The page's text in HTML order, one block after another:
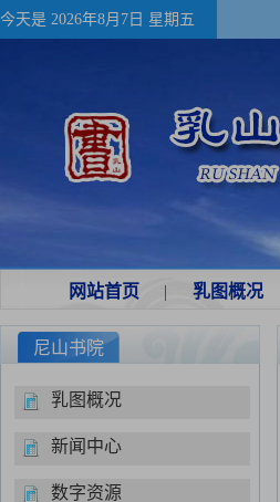
今天是 2026年8月7日 星期五
网站首页 | 乳图概况
尼山书院
乳图概况
新闻中心
数字资源